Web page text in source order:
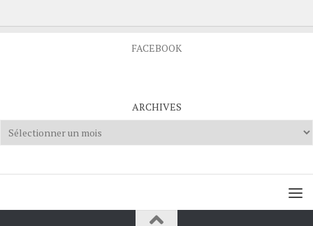
FACEBOOK
ARCHIVES
Archives